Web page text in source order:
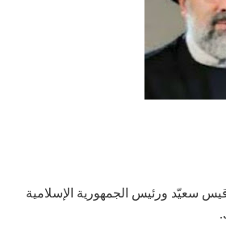
رئيس الجمهورية قيس سعيّد ورئيس الجمهورية الإسلامية